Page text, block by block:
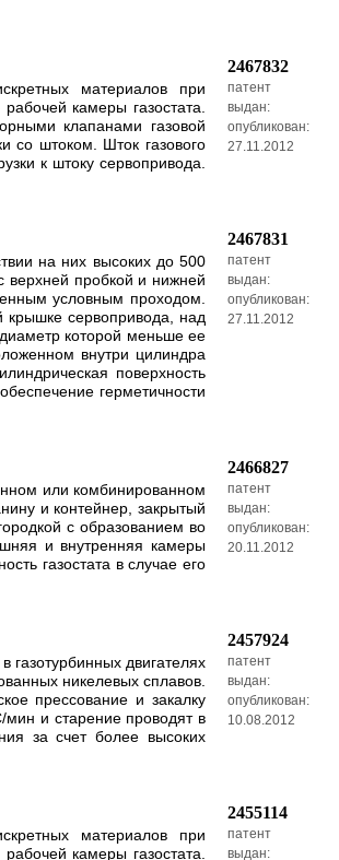
материалов при
камеры газостата.
клапанами газовой
со штоком. Шток газового
к штоку сервопривода.
2467832
патент
выдан:
опубликован:
27.11.2012
на них высоких до 500
верхней пробкой и нижней
условным проходом.
сервопривода, над
которой меньше ее
внутри цилиндра
поверхность
герметичности
2467831
патент
выдан:
опубликован:
27.11.2012
или комбинированном
и контейнер, закрытый
с образованием во
и внутренняя камеры
газостата в случае его
2466827
патент
выдан:
опубликован:
20.11.2012
газотурбинных двигателях
никелевых сплавов.
прессование и закалку
и старение проводят в
за счет более высоких
2457924
патент
выдан:
опубликован:
10.08.2012
материалов при
камеры газостата.
2455114
патент
выдан: